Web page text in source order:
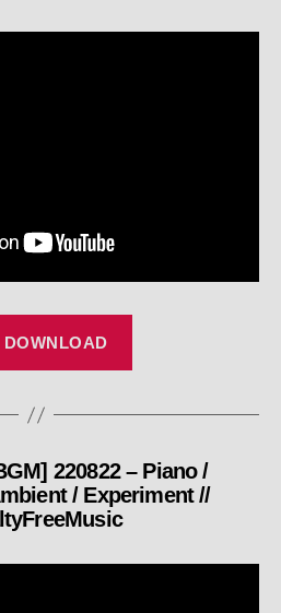
リ
DOWNLOAD
カ
テ
ゴ
ー
220822 – Piano /
/ Experiment //